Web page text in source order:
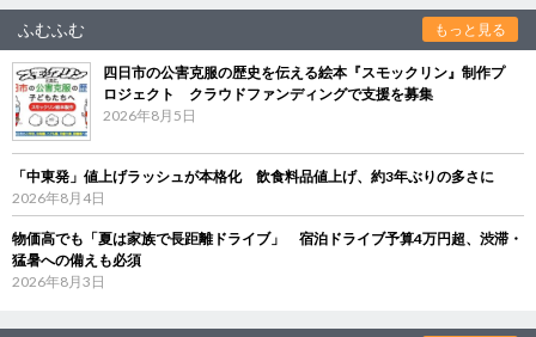
ふむふむ もっと見る
四日市の公害克服の歴史を伝える絵本『スモックリン』制作プ
ロジェクト クラウドファンディングで支援を募集
2026年8月5日
「中東発」値上げラッシュが本格化 飲食料品値上げ、約3年ぶりの多さに
2026年8月4日
物価高でも「夏は家族で長距離ドライブ」 宿泊ドライブ予算4万円超、渋滞・
猛暑への備えも必須
2026年8月3日